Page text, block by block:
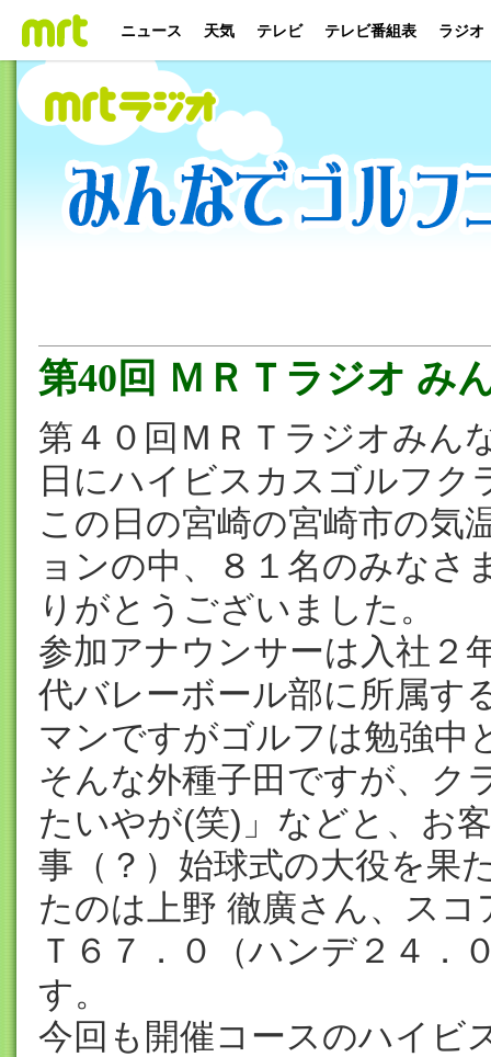
ニュース 天気 テレビ テレビ番組表 ラジオ
第40回 ＭＲＴラジオ み
第４０回ＭＲＴラジオみん
日にハイビスカスゴルフク
この日の宮崎の宮崎市の気
ョンの中、８１名のみなさ
りがとうございました。
参加アナウンサーは入社２
代バレーボール部に所属す
マンですがゴルフは勉強中
そんな外種子田ですが、ク
たいやが(笑)」などと、お
事（？）始球式の大役を果
たのは上野 徹廣さん、ス
Ｔ６７．０（ハンデ２４．
す。
今回も開催コースのハイビ